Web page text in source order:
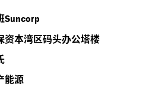
Suncorp
资本湾区码头办公塔楼
能源